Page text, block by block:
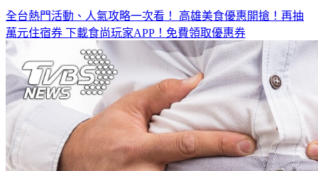
全台熱門活動、人氣攻略一次看！ 高雄美食優惠開搶！再抽
萬元住宿券 下載食尚玩家APP！免費領取優惠券